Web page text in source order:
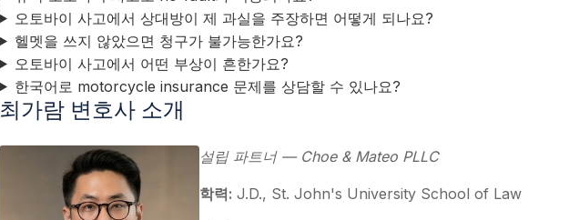
오토바이 사고에서 상대방이 제 과실을 주장하면 어떻게 되나요?
헬멧을 쓰지 않았으면 청구가 불가능한가요?
오토바이 사고에서 어떤 부상이 흔한가요?
한국어로 motorcycle insurance 문제를 상담할 수 있나요?
최가람 변호사 소개
설립 파트너 — Choe & Mateo PLLC
학력: J.D., St. John's University School of Law